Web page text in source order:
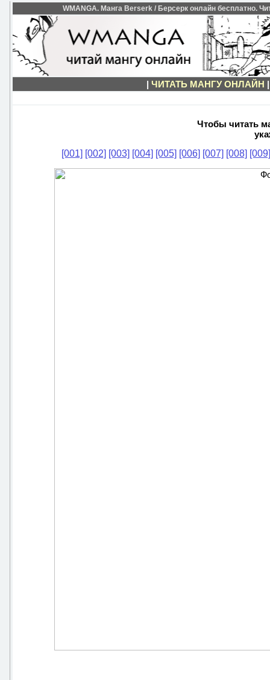
WMANGA. Манга Berserk / Берсерк онлайн бесплатно.
| ЧИТАТЬ МАНГУ ОНЛАЙН
Чтобы читать
[001] [002] [003] [004] [005] [006] [007] [008] [009]